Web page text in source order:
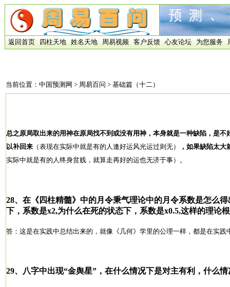
返回首页 四柱天地 姓名天地 周易视频 客户反馈 心友论坛 为您服务
当前位置： 中国预测网 > 周易百问 > 基础篇（十二）
总之原局取出来的用神在原局找不到或没有用神，本身就是一种缺陷，是
以补回来 （表现在实际中就是有的人逢好运风光运过则无）
，如果缺陷太
实际中就是有的人终身贫贱，就算走再好的运也无济于事）。
28、 在《四柱精髓》中的月令秉气理论中的月令系数是怎么
下，系数是x2,为什么在死的状态下，系数是x0.5,这样的理论
答：这是在实践中总结出来的，就像《几何》学里的公理一样，都是在实践
29、 八字中出现“金舆星” ，在什么情况下是对主有利，什么